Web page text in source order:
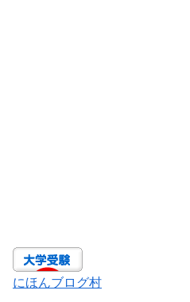
にほんブログ村